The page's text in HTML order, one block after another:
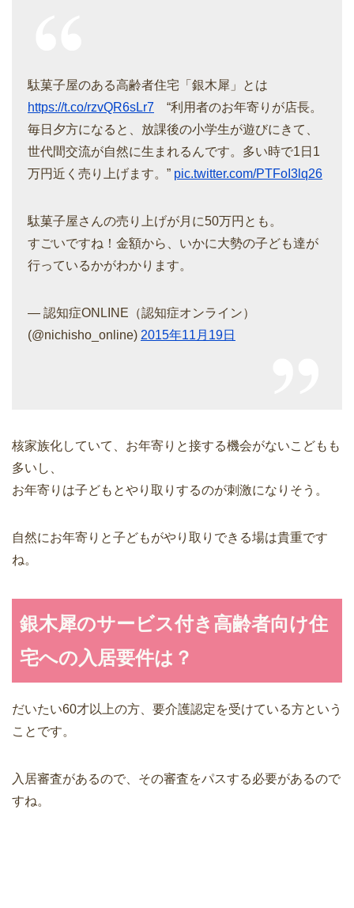
駄菓子屋のある高齢者住宅「銀木犀」とは
https://t.co/rzvQR6sLr7 “利用者のお年寄りが店長。
毎日夕方になると、放課後の小学生が遊びにきて、
世代間交流が自然に生まれるんです。多い時で1日1
万円近く売り上げます。” pic.twitter.com/PTFoI3lq26
駄菓子屋さんの売り上げが月に50万円とも。
すごいですね！金額から、いかに大勢の子ども達が
行っているかがわかります。
— 認知症ONLINE（認知症オンライン）
(@nichisho_online) 2015年11月19日
核家族化していて、お年寄りと接する機会がないこどもも
多いし、
お年寄りは子どもとやり取りするのが刺激になりそう。
自然にお年寄りと子どもがやり取りできる場は貴重です
ね。
銀木犀のサービス付き高齢者向け住
宅への入居要件は？
だいたい60才以上の方、要介護認定を受けている方という
ことです。
入居審査があるので、その審査をパスする必要があるので
すね。